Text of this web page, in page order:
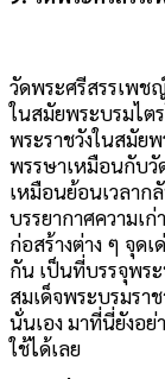
วัดพระศรีสรรเพช
ในสมัยพระบรมไต
พระราชวังในสมัย
พรรษาเหมือนกับวั
เหมือนย้อนเวลาก
บรรยากาศความเ
ก่อสร้างต่าง ๆ จุดเ
กัน เป็นที่บรรจุพร
สมเด็จพระบรมรา
นั่นเอง มาที่นี่ยังอ
ใช้ได้เลย